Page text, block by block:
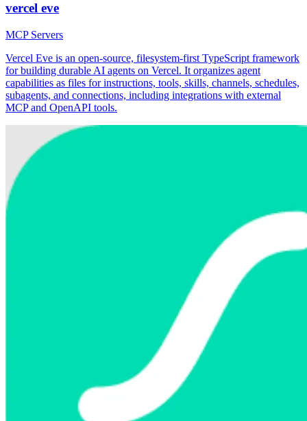
vercel eve
MCP Servers
Vercel Eve is an open-source, filesystem-first TypeScript framework
for building durable AI agents on Vercel. It organizes agent
capabilities as files for instructions, tools, skills, channels, schedules,
subagents, and connections, including integrations with external
MCP and OpenAPI tools.